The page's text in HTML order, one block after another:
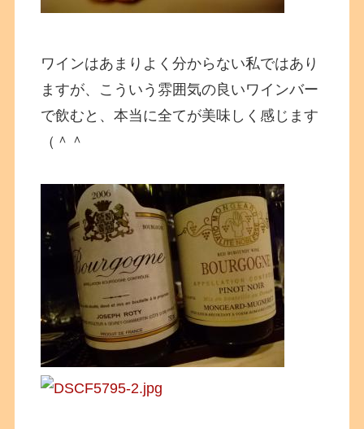
ワインはあまりよく分からない私ではあり
ますが、こういう雰囲気の良いワインバー
で飲むと、本当に全てが美味しく感じます
（＾＾